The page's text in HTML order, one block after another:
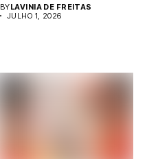
BYLAVINIA DE FREITAS
JULHO 1, 2026